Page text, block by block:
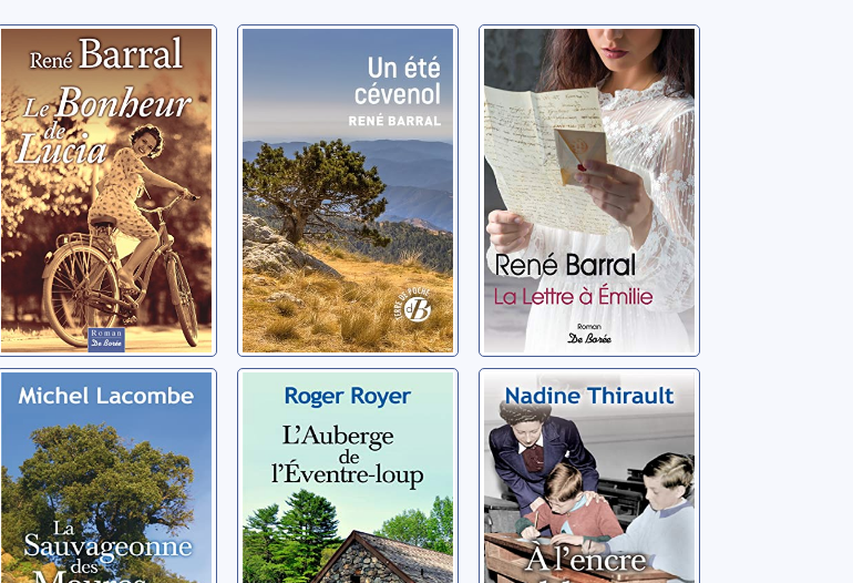
Le bonheur de
Lucia
Barral, René
La lettre à Emilie
Barral, René
La sauvageonne
des Maures
Lacombe, Michel
L'auberge de
l'Eventre-Loup
Royer, Roger
A l'encre bleue
Thirault, Nadine